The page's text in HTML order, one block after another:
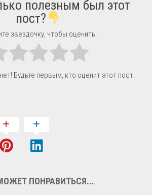
полезным был этот
пост?
звездочку, чтобы оценить!
Будьте первым, кто оценит этот пост.
ПОНРАВИТЬСЯ...